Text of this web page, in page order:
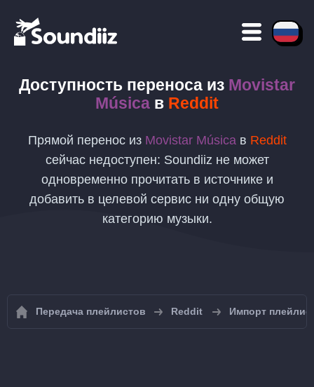
Доступность переноса из Movistar
Música в Reddit
Прямой перенос из Movistar Músicaв Reddit
сейчас недоступен: Soundiiz не может
одновременно прочитать в источнике и
добавить в целевой сервис ни одну общую
категорию музыки.
Передача плейлистов Reddit Импорт